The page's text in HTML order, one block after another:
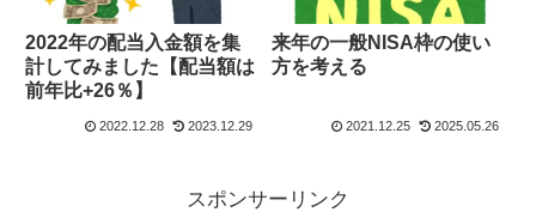
2022年の配当入金額を集
計してみました【配当額は
前年比+26％】
2022.12.28 2023.12.29
来年の一般NISA枠の使い
方を考える
2021.12.25 2025.05.26
スポンサーリンク